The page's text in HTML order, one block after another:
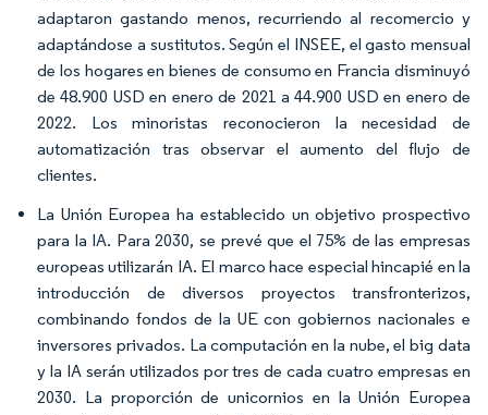
adaptaron gastando menos, recurriendo al recomercio y
adaptándose a sustitutos. Según el INSEE, el gasto mensual
de los hogares en bienes de consumo en Francia disminuyó
de 48.900 USD en enero de 2021 a 44.900 USD en enero de
2022. Los minoristas reconocieron la necesidad de
automatización tras observar el aumento del flujo de
clientes.
La Unión Europea ha establecido un objetivo prospectivo
para la IA. Para 2030, se prevé que el 75% de las empresas
europeas utilizarán IA. El marco hace especial hincapié en la
introducción de diversos proyectos transfronterizos,
combinando fondos de la UE con gobiernos nacionales e
inversores privados. La computación en la nube, el big data
y la IA serán utilizados por tres de cada cuatro empresas en
2030. La proporción de unicornios en la Unión Europea